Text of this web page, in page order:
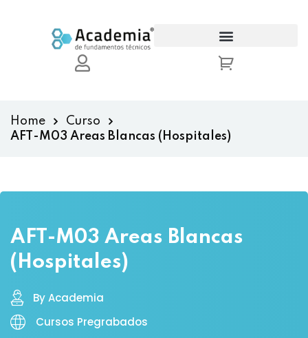
Home
Curso
AFT-M03 Areas Blancas (Hospitales)
AFT-M03 Areas Blancas
(Hospitales)
By Academia
Cursos Pregrabados
Sign in
Remember me Lost your password?